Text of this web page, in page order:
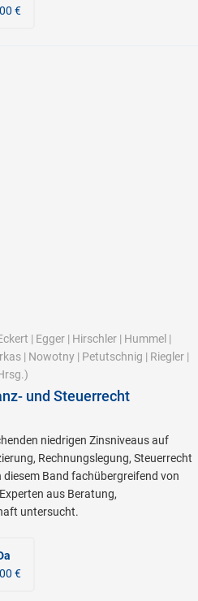
€
| Egger | Hirschler | Hummel |
| Nowotny | Petutschnig | Riegler |
und Steuerrecht
niedrigen Zinsniveaus auf
Rechnungslegung, Steuerrecht
Band fachübergreifend von
aus Beratung,
untersucht.
€